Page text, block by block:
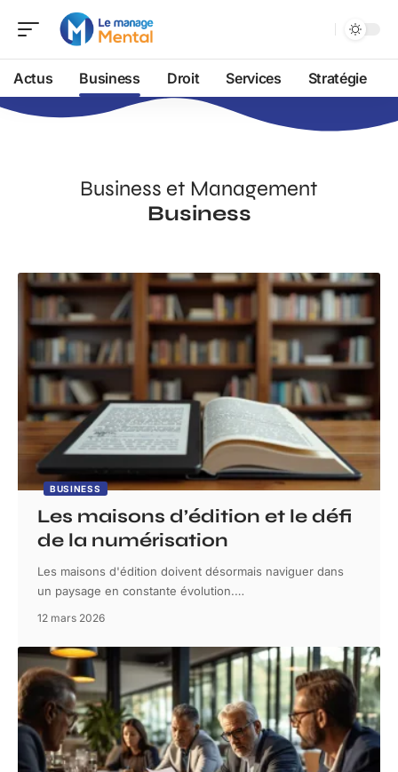
Actus Business Droit Services Stratégie
Business et Management
Business
BUSINESS
Les maisons d’édition et le défi
de la numérisation
Les maisons d'édition doivent désormais naviguer dans
un paysage en constante évolution.…
12 mars 2026